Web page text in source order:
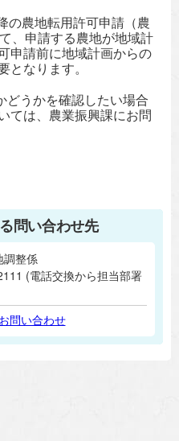
の農地転用許可申請（農
、申請する農地が地域計
申請前に地域計画からの
なります。
どうかを確認したい場合
ては、農業振興課にお問
問い合わせ先
調整係
(電話交換から担当部署
問い合わせ